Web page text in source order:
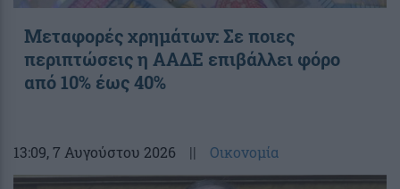
Μεταφορές χρημάτων: Σε ποιες
περιπτώσεις η ΑΑΔΕ επιβάλλει φόρο
από 10% έως 40%
13:09, 7 Αυγούστου 2026 || Οικονομία